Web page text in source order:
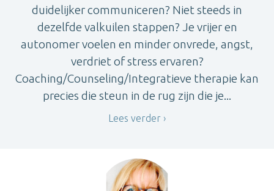
duidelijker communiceren? Niet steeds in
dezelfde valkuilen stappen? Je vrijer en
autonomer voelen en minder onvrede, angst,
verdriet of stress ervaren?
Coaching/Counseling/Integratieve therapie kan
precies die steun in de rug zijn die je...
Lees verder